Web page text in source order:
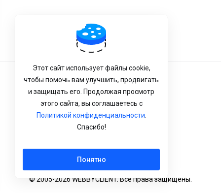
© 2005-2026 WEBBYCLIENT. Все права защищены.
Условия Обслуживания
Конфиденциальность
Политика возврата
Этот сайт использует файлы cookie,
чтобы помочь вам улучшить, продвигать
и защищать его. Продолжая просмотр
этого сайта, вы соглашаетесь с
Политикой конфиденциальности
Спасибо!
Понятно